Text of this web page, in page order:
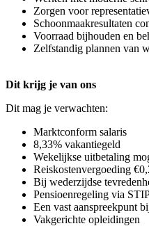
Zorgen voor
Schoonmaakresultaten
Voorraad bijhouden en
Zelfstandig plannen van
Dit krijg je van ons
Dit mag je verwachten:
Marktconform salaris
8,33% vakantiegeld
Wekelijkse uitbetaling
Reiskostenvergoeding
Bij wederzijdse
Pensioenregeling via
Een vast aanspreekpunt
Vakgerichte opleidingen